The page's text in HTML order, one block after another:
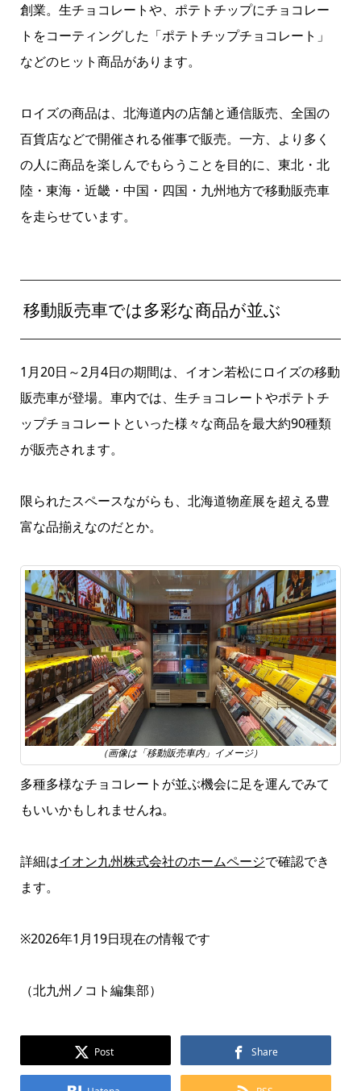
創業。生チョコレートや、ポテトチップにチョコレー
トをコーティングした「ポテトチップチョコレート」
などのヒット商品があります。
ロイズの商品は、北海道内の店舗と通信販売、全国の
百貨店などで開催される催事で販売。一方、より多く
の人に商品を楽しんでもらうことを目的に、東北・北
陸・東海・近畿・中国・四国・九州地⽅で移動販売車
を走らせています。
移動販売車では多彩な商品が並ぶ
1月20日～2月4日の期間は、イオン若松にロイズの移動
販売車が登場。⾞内では、⽣チョコレートやポテトチ
ップチョコレートといった様々な商品を最⼤約90種類
が販売されます。
限られたスペースながらも、北海道物産展を超える豊
富な品揃えなのだとか。
（画像は「移動販売車内」イメージ）
多種多様なチョコレートが並ぶ機会に足を運んでみて
もいいかもしれませんね。
詳細はイオン九州株式会社のホームページで確認でき
ます。
※2026年1月19日現在の情報です
（北九州ノコト編集部）
Post Share